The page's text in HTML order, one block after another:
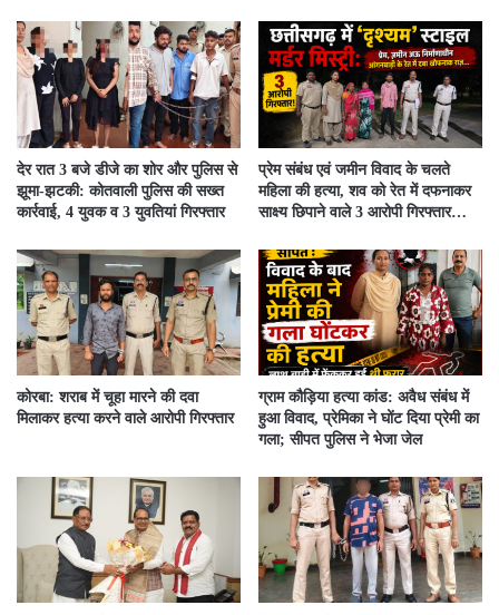
देर रात 3 बजे डीजे का शोर और पुलिस से
झूमा-झटकी: कोतवाली पुलिस की सख्त
कार्रवाई, 4 युवक व 3 युवतियां गिरफ्तार
प्रेम संबंध एवं जमीन विवाद के चलते
महिला की हत्या, शव को रेत में दफनाकर
साक्ष्य छिपाने वाले 3 आरोपी गिरफ्तार…
कोरबा: शराब में चूहा मारने की दवा
मिलाकर हत्या करने वाले आरोपी गिरफ्तार
ग्राम कौड़िया हत्या कांड: अवैध संबंध में
हुआ विवाद, प्रेमिका ने घोंट दिया प्रेमी का
गला; सीपत पुलिस ने भेजा जेल